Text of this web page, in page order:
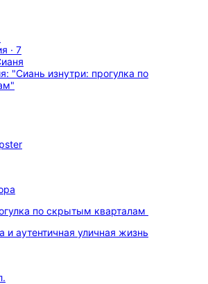
· 7
по скрытым кварталам
и аутентичная уличная жизнь